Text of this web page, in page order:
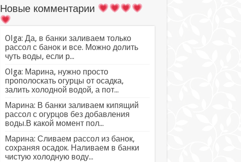
Новые комментарии
Olga: Да, в банки заливаем только
рассол с банок и все. Можно долить
чуть воды, если р...
Olga: Марина, нужно просто
прополоскать огурцы от осадка,
залить холодной водой, а пот...
Марина: В банки заливаем кипящий
рассол с огурцов без добавления
воды.В какой момент пол...
Марина: Сливаем рассол из банок,
сохраняя осадок. Наливаем в банки
чистую холодную воду...